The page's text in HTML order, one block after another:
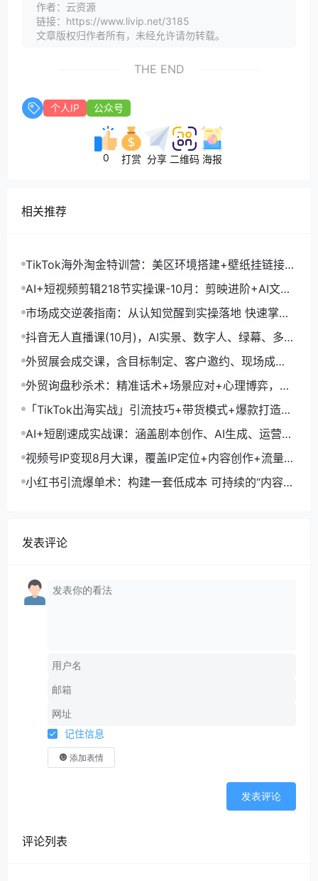
作者：云资源
链接：https://www.livip.net/3185
文章版权归作者所有，未经允许请勿转载。
THE END
个人IP 公众号
0 打赏 分享 二维码 海报
相关推荐
TikTok海外淘金特训营：美区环境搭建+壁纸挂链接
+剪映数字人，月入1.5万
AI+短视频剪辑218节实操课-10月：剪映进阶+AI文案
生成+账号运营，月入2万
市场成交逆袭指南：从认知觉醒到实操落地 快速掌握
市场开拓与成交核心能力
抖音无人直播课(10月)，AI实景、数字人、绿幕、多种
玩法、24小时自动盈利
外贸展会成交课，含目标制定、客户邀约、现场成
交，系统化SOP提升参展ROI
外贸询盘秒杀术：精准话术+场景应对+心理博弈，单
月询盘转化率提升200%
「TikTok出海实战」引流技巧+带货模式+爆款打造，
单月变现10万+秘籍
AI+短剧速成实战课：涵盖剧本创作、AI生成、运营变
现，单部剧收益破万
视频号IP变现8月大课，覆盖IP定位+内容创作+流量获
取+合规运营+商业转化
小红书引流爆单术：构建一套低成本 可持续的“内容-
发表评论
记住信息
添加表情
发表评论
评论列表